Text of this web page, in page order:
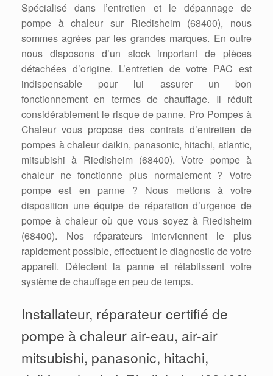
Spécialisé dans l’entretien et le dépannage de
pompe à chaleur sur Riedisheim (68400), nous
sommes agrées par les grandes marques. En outre
nous disposons d’un stock important de pièces
détachées d’origine. L’entretien de votre PAC est
indispensable pour lui assurer un bon
fonctionnement en termes de chauffage. Il réduit
considérablement le risque de panne. Pro Pompes à
Chaleur vous propose des contrats d’entretien de
pompes à chaleur daikin, panasonic, hitachi, atlantic,
mitsubishi à Riedisheim (68400). Votre pompe à
chaleur ne fonctionne plus normalement ? Votre
pompe est en panne ? Nous mettons à votre
disposition une équipe de réparation d’urgence de
pompe à chaleur où que vous soyez à Riedisheim
(68400). Nos réparateurs interviennent le plus
rapidement possible, effectuent le diagnostic de votre
appareil. Détectent la panne et rétablissent votre
système de chauffage en peu de temps.
Installateur, réparateur certifié de
pompe à chaleur air-eau, air-air
mitsubishi, panasonic, hitachi,